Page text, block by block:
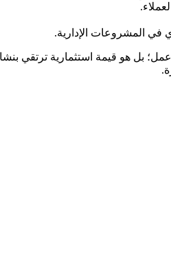
في المشروعات الإدارية.
بل هو قيمة استثمارية ترتقي